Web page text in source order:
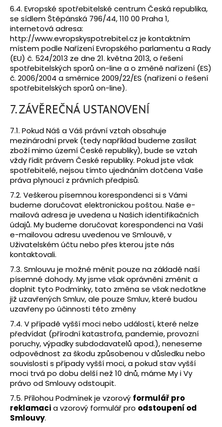
6.4. Evropské spotřebitelské centrum Česká republika,
se sídlem Štěpánská 796/44, 110 00 Praha 1,
internetová adresa:
http://www.evropskyspotrebitel.cz je kontaktním
místem podle Nařízení Evropského parlamentu a Rady
(EU) č. 524/2013 ze dne 21. května 2013, o řešení
spotřebitelských sporů on-line a o změně nařízení (ES)
č. 2006/2004 a směrnice 2009/22/ES (nařízení o řešení
spotřebitelských sporů on-line).
7. ZÁVĚREČNÁ USTANOVENÍ
7.1. Pokud Náš a Váš právní vztah obsahuje
mezinárodní prvek (tedy například budeme zasílat
zboží mimo území České republiky), bude se vztah
vždy řídit právem České republiky. Pokud jste však
spotřebitelé, nejsou tímto ujednáním dotčena Vaše
práva plynoucí z právních předpisů.
7.2. Veškerou písemnou korespondenci si s Vámi
budeme doručovat elektronickou poštou. Naše e-
mailová adresa je uvedena u Našich identifikačních
údajů. My budeme doručovat korespondenci na Vaši
e-mailovou adresu uvedenou ve Smlouvě, v
Uživatelském účtu nebo přes kterou jste nás
kontaktovali.
7.3. Smlouvu je možné měnit pouze na základě naší
písemné dohody. My jsme však oprávněni změnit a
doplnit tyto Podmínky, tato změna se však nedotkne
již uzavřených Smluv, ale pouze Smluv, které budou
uzavřeny po účinnosti této změny
7.4. V případě vyšší moci nebo událostí, které nelze
předvídat (přírodní katastrofa, pandemie, provozní
poruchy, výpadky subdodavatelů apod.), neneseme
odpovědnost za škodu způsobenou v důsledku nebo
souvislosti s případy vyšší moci, a pokud stav vyšší
moci trvá po dobu delší než 10 dnů, máme My i Vy
právo od Smlouvy odstoupit.
7.5. Přílohou Podmínek je vzorový formulář pro
reklamacia vzorový formulář pro odstoupení od
Smlouvy.